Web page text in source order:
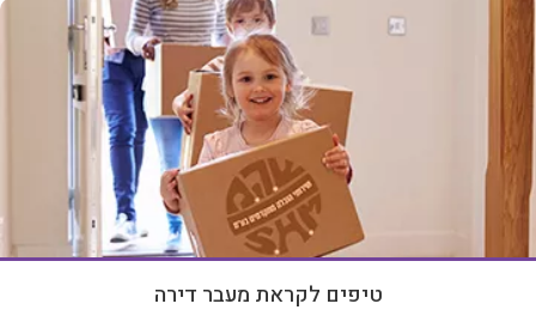
טיפים לקראת מעבר דירה